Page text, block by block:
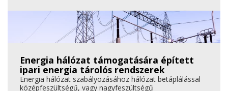
Energia hálózat támogatására épített
ipari energia tárolós rendszerek
Energia hálózat szabályozásához hálózat betáplálással
középfeszültségű, vagy nagyfeszültségű